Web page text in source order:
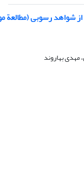
از شواهد رسوبی
مهدی بهاروند